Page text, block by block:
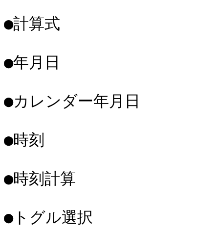
●計算式
●年月日
●カレンダー年月日
●時刻
●時刻計算
●トグル選択